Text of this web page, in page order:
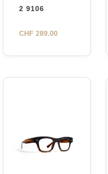
2 9106
CHF 289.00